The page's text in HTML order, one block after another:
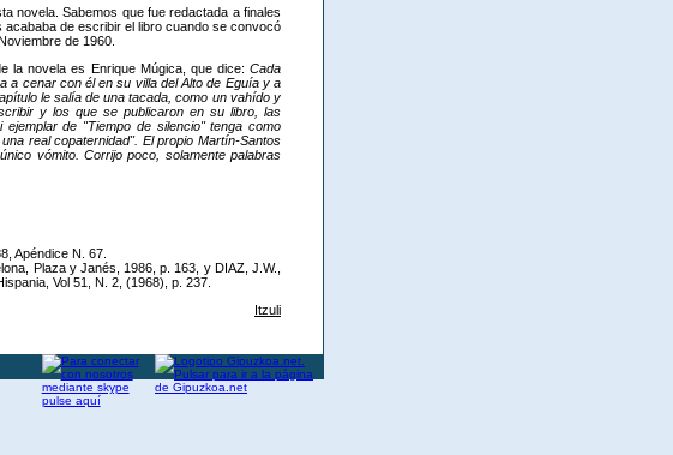
novela. Sabemos que fue redactada a finales
de escribir el libro cuando se convocó
de 1960.
la novela es Enrique Múgica, que dice: Cada
a cenar con él en su villa del Alto de Eguía y a
le salía de una tacada, como un vahído y
y los que se publicaron en su libro, las
de "Tiempo de silencio" tenga como
real copaternidad". El propio Martín-Santos
vómito. Corrijo poco, solamente palabras
Apéndice N. 67.
Plaza y Janés, 1986, p. 163, y DIAZ, J.W.,
Vol 51, N. 2, (1968), p. 237.
Itzuli